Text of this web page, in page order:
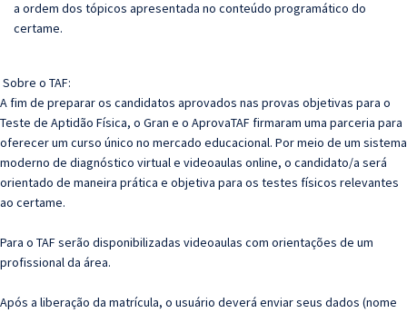
a ordem dos tópicos apresentada no conteúdo programático do
certame.
Sobre o TAF:
A fim de preparar os candidatos aprovados nas provas objetivas para o
Teste de Aptidão Física, o Gran e o AprovaTAF firmaram uma parceria para
oferecer um curso único no mercado educacional. Por meio de um sistema
moderno de diagnóstico virtual e videoaulas online, o candidato/a será
orientado de maneira prática e objetiva para os testes físicos relevantes
ao certame.
Para o TAF serão disponibilizadas videoaulas com orientações de um
profissional da área.
Após a liberação da matrícula, o usuário deverá enviar seus dados (nome